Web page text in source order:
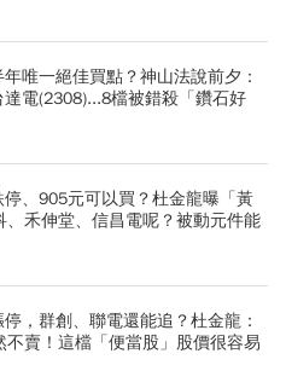
唯一絕佳買點？神山法說前夕：
電(2308)...8檔被錯殺「鑽石好
停、905元可以買？杜金龍曝「黃
、禾伸堂、信昌電呢？被動元件能
，群創、聯電還能追？杜金龍：
不賣！這檔「便當股」股價很容易